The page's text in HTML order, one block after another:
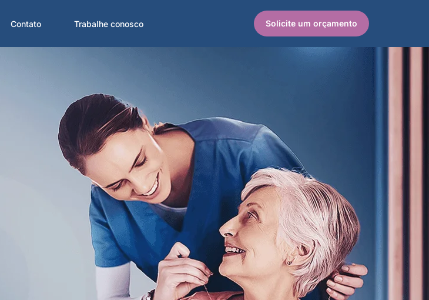
Contato Trabalhe conosco Solicite um orçamento